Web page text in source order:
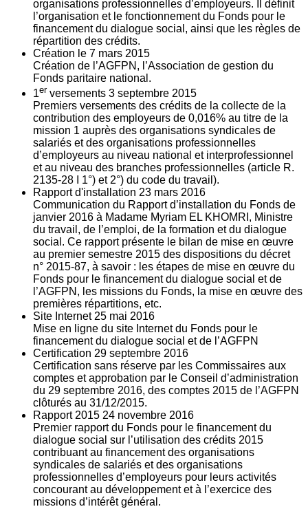
organisations professionnelles d’employeurs. Il définit
l’organisation et le fonctionnement du Fonds pour le
financement du dialogue social, ainsi que les règles de
répartition des crédits.
Création le 7 mars 2015
Création de l’AGFPN, l’Association de gestion du
Fonds paritaire national.
1er versements 3 septembre 2015
Premiers versements des crédits de la collecte de la
contribution des employeurs de 0,016% au titre de la
mission 1 auprès des organisations syndicales de
salariés et des organisations professionnelles
d’employeurs au niveau national et interprofessionnel
et au niveau des branches professionnelles (article R.
2135‐28 I 1°) et 2°) du code du travail).
Rapport d'installation 23 mars 2016
Communication du Rapport d’installation du Fonds de
janvier 2016 à Madame Myriam EL KHOMRI, Ministre
du travail, de l’emploi, de la formation et du dialogue
social. Ce rapport présente le bilan de mise en œuvre
au premier semestre 2015 des dispositions du décret
n° 2015-87, à savoir : les étapes de mise en œuvre du
Fonds pour le financement du dialogue social et de
l’AGFPN, les missions du Fonds, la mise en œuvre des
premières répartitions, etc.
Site Internet 25 mai 2016
Mise en ligne du site Internet du Fonds pour le
financement du dialogue social et de l’AGFPN
Certification 29 septembre 2016
Certification sans réserve par les Commissaires aux
comptes et approbation par le Conseil d’administration
du 29 septembre 2016, des comptes 2015 de l’AGFPN
clôturés au 31/12/2015.
Rapport 2015 24 novembre 2016
Premier rapport du Fonds pour le financement du
dialogue social sur l’utilisation des crédits 2015
contribuant au financement des organisations
syndicales de salariés et des organisations
professionnelles d’employeurs pour leurs activités
concourant au développement et à l’exercice des
missions d’intérêt général.